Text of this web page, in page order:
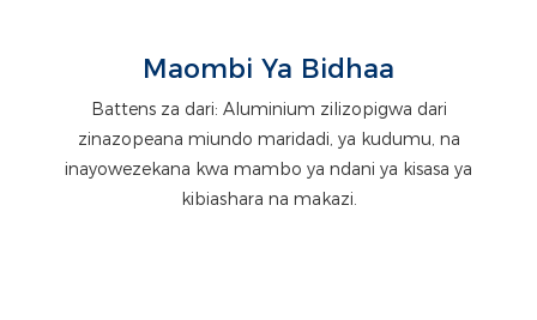
Maombi Ya Bidhaa
Battens za dari: Aluminium zilizopigwa dari
zinazopeana miundo maridadi, ya kudumu, na
inayowezekana kwa mambo ya ndani ya kisasa ya
kibiashara na makazi.